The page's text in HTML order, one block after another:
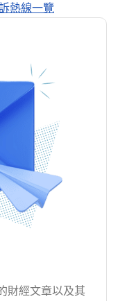
熱線一覽
財經文章以及其